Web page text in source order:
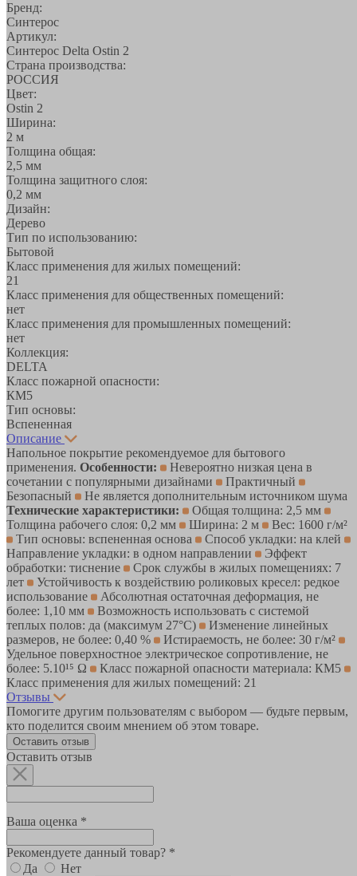
Бренд:
Синтерос
Артикул:
Синтерос Delta Ostin 2
Страна производства:
РОССИЯ
Цвет:
Ostin 2
Ширина:
2 м
Толщина общая:
2,5 мм
Толщина защитного слоя:
0,2 мм
Дизайн:
Дерево
Тип по использованию:
Бытовой
Класс применения для жилых помещений:
21
Класс применения для общественных помещений:
нет
Класс применения для промышленных помещений:
нет
Коллекция:
DELTA
Класс пожарной опасности:
КМ5
Тип основы:
Вспененная
Описание
Напольное покрытие рекомендуемое для бытового
применения. Особенности:
Невероятно низкая цена в
сочетании с популярными дизайнами
Практичный
Безопасный
Не является дополнительным источником шума
Технические характеристики:
Общая толщина: 2,5 мм
Толщина рабочего слоя: 0,2 мм
Ширина: 2 м
Вес: 1600 г/м²
Тип основы: вспененная основа
Способ укладки: на клей
Направление укладки: в одном направлении
Эффект
обработки: тиснение
Срок службы в жилых помещениях: 7
лет
Устойчивость к воздействию роликовых кресел: редкое
использование
Абсолютная остаточная деформация, не
более: 1,10 мм
Возможность использовать с системой
теплых полов: да (максимум 27°C)
Изменение линейных
размеров, не более: 0,40 %
Истираемость, не более: 30 г/м²
Удельное поверхностное электрическое cопротивление, не
более: 5.10¹⁵ Ω
Класс пожарной опасности материала: КМ5
Класс применения для жилых помещений: 21
Отзывы
Помогите другим пользователям с выбором — будьте первым,
кто поделится своим мнением об этом товаре.
Оставить отзыв
Оставить отзыв
Ваша оценка *
Рекомендуете данный товар? *
Да
Нет